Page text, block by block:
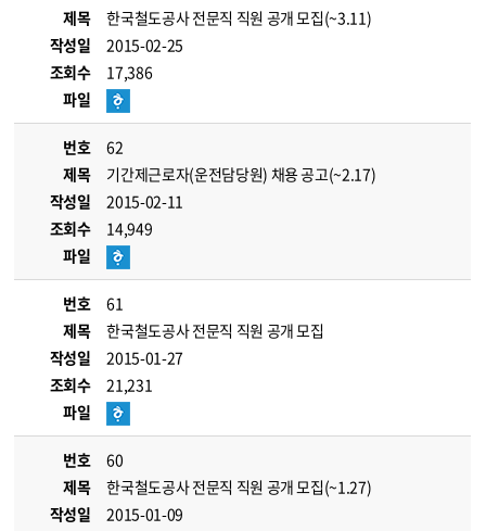
제목
한국철도공사 전문직 직원 공개 모집(~3.11)
작성일
2015-02-25
조회수
17,386
파일
번호
62
제목
기간제근로자(운전담당원) 채용 공고(~2.17)
작성일
2015-02-11
조회수
14,949
파일
번호
61
제목
한국철도공사 전문직 직원 공개 모집
작성일
2015-01-27
조회수
21,231
파일
번호
60
제목
한국철도공사 전문직 직원 공개 모집(~1.27)
작성일
2015-01-09